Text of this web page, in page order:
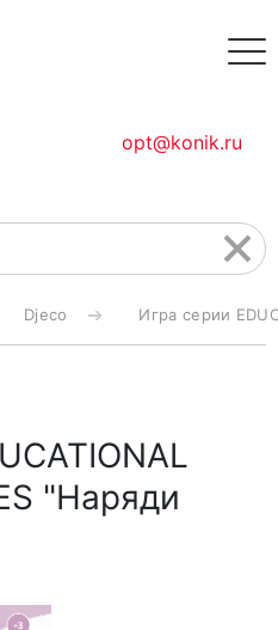
opt@konik.ru
Djeco Игра серии
"Наряди